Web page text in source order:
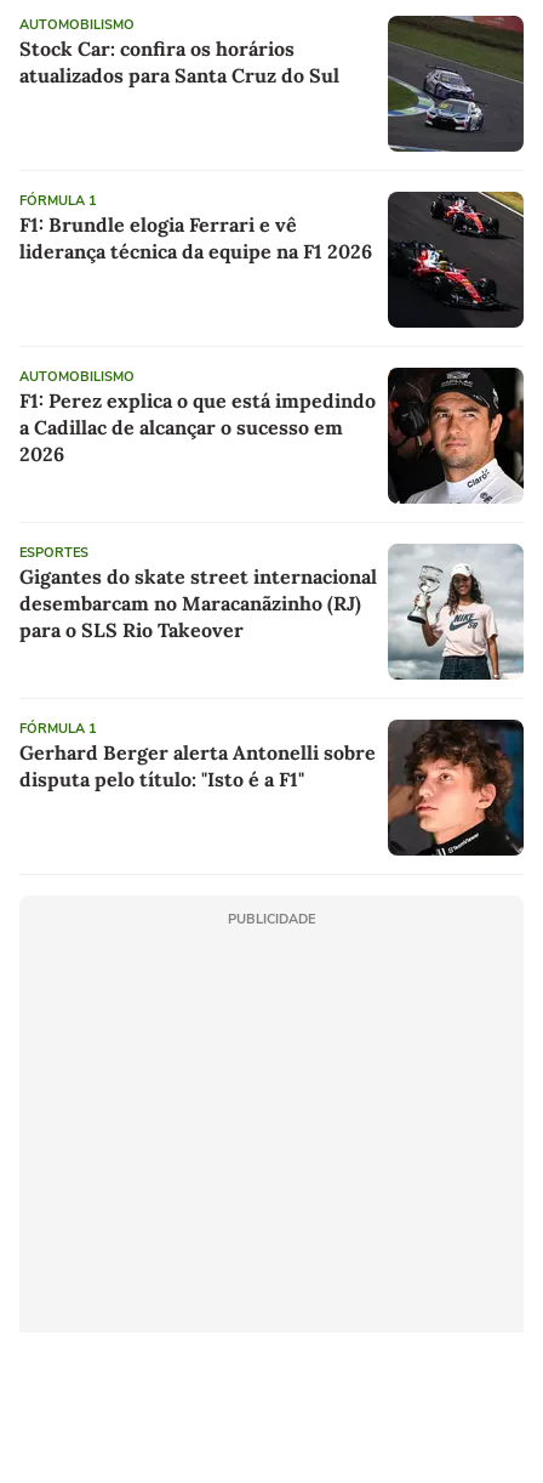
AUTOMOBILISMO
Stock Car: confira os horários
atualizados para Santa Cruz do Sul
FÓRMULA 1
F1: Brundle elogia Ferrari e vê
liderança técnica da equipe na F1 2026
AUTOMOBILISMO
F1: Perez explica o que está impedindo
a Cadillac de alcançar o sucesso em
2026
ESPORTES
Gigantes do skate street internacional
desembarcam no Maracanãzinho (RJ)
para o SLS Rio Takeover
FÓRMULA 1
Gerhard Berger alerta Antonelli sobre
disputa pelo título: "Isto é a F1"
PUBLICIDADE